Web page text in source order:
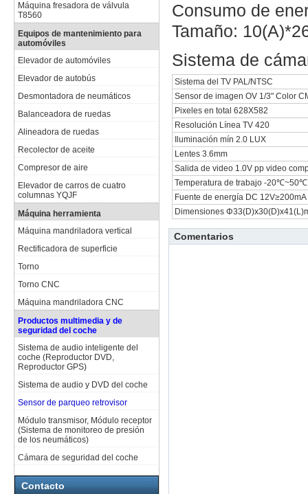
Máquina fresadora de válvula
T8560
Equipos de mantenimiento para
automóviles
Elevador de automóviles
Elevador de autobús
Desmontadora de neumáticos
Balanceadora de ruedas
Alineadora de ruedas
Recolector de aceite
Compresor de aire
Elevador de carros de cuatro
columnas YQJF
Máquina herramienta
Máquina mandriladora vertical
Rectificadora de superficie
Torno
Torno CNC
Máquina mandriladora CNC
Productos multimedia y de
seguridad del coche
Sistema de audio inteligente del
coche (Reproductor DVD,
Reproductor GPS)
Sistema de audio y DVD del coche
Sensor de parqueo retrovisor
Módulo transmisor, Módulo receptor
(Sistema de monitoreo de presión
de los neumáticos)
Cámara de seguridad del coche
Contacto
Consumo de
Tamaño:
Sistema de
Sistema del TV PAL/NTSC
Sensor de imagen OV 1/3" Color
Pixeles en total 628X582
Resolución Línea TV 420
Iluminación mín 2.0 LUX
Lentes 3.6mm
Salida de video 1.0V pp video
Temperatura de trabajo -20℃~50℃
Fuente de energía DC 12V≥200mA
Dimensiones
Comentarios